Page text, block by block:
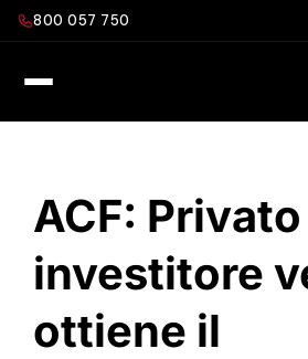
Salta800 057 750
ACF: Privato
investitore
ottiene il